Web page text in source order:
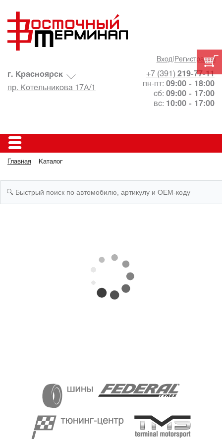
Вход| Регистрация
+7 (391) 219-77-11
пн-пт: 09:00 - 18:00
сб: 09:00 - 17:00
вс: 10:00 - 17:00
г. Красноярск
пр. Котельникова 17А/1
Главная Каталог